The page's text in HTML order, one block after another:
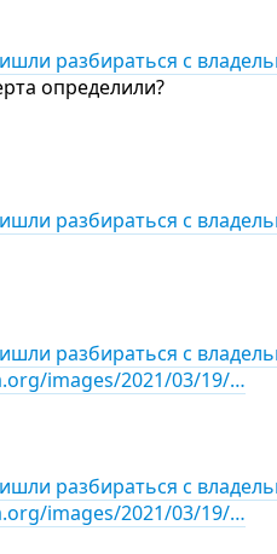
разбираться с
определили?
разбираться с
разбираться с
images/2021/03/19/…
разбираться с
images/2021/03/19/…